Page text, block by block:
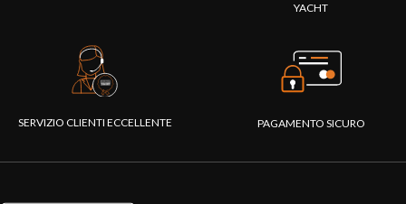
YACHT
SERVIZIO CLIENTI ECCELLENTE PAGAMENTO SICURO